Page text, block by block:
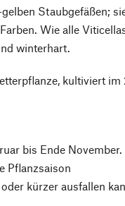
Staubgefäßen;
Wie alle
winterhart.
kultiviert im
bis Ende November.
Pflanzsaison
kürzer ausfallen